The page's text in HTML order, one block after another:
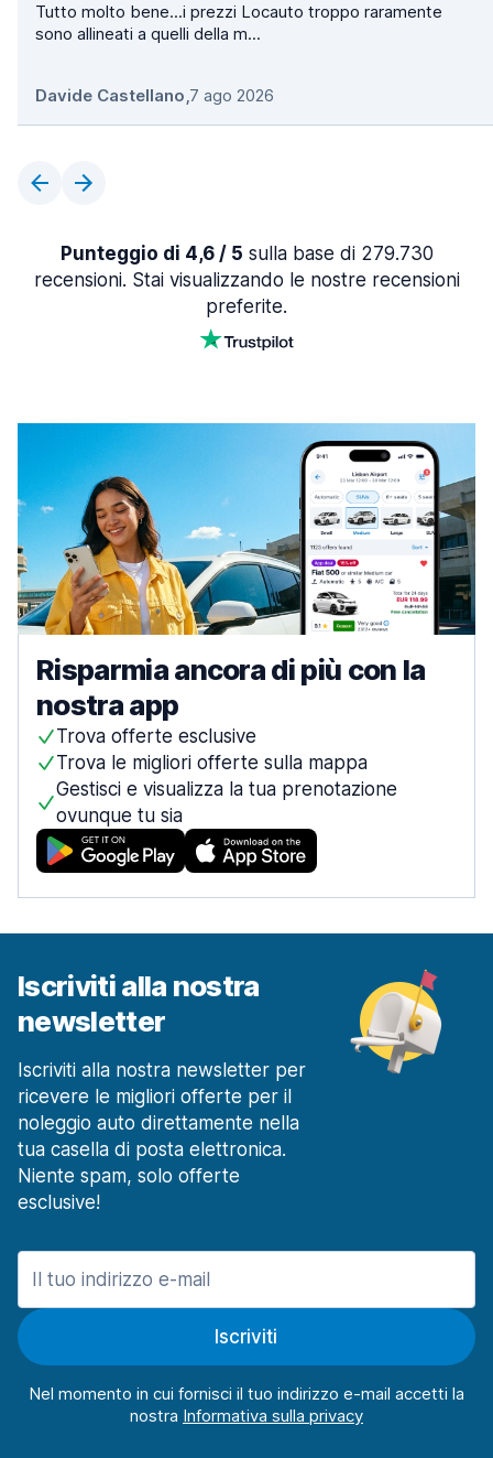
Tutto molto bene...i prezzi Locauto troppo raramente
sono allineati a quelli della m...
Davide Castellano,7 ago 2026
Punteggio di 4,6 / 5 sulla base di 279.730
recensioni. Stai visualizzando le nostre recensioni
preferite.
Risparmia ancora di più con la
nostra app
Trova offerte esclusive
Trova le migliori offerte sulla mappa
Gestisci e visualizza la tua prenotazione
ovunque tu sia
Iscriviti alla nostra
newsletter
Iscriviti alla nostra newsletter per
ricevere le migliori offerte per il
noleggio auto direttamente nella
tua casella di posta elettronica.
Niente spam, solo offerte
esclusive!
Iscriviti
Nel momento in cui fornisci il tuo indirizzo e-mail accetti la
nostra